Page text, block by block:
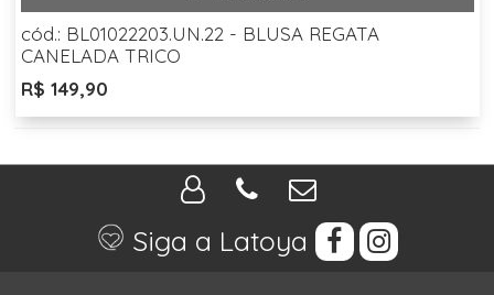
cód.: BL01022203.UN.22 - BLUSA REGATA
CANELADA TRICO
R$ 149,90
Siga a Latoya